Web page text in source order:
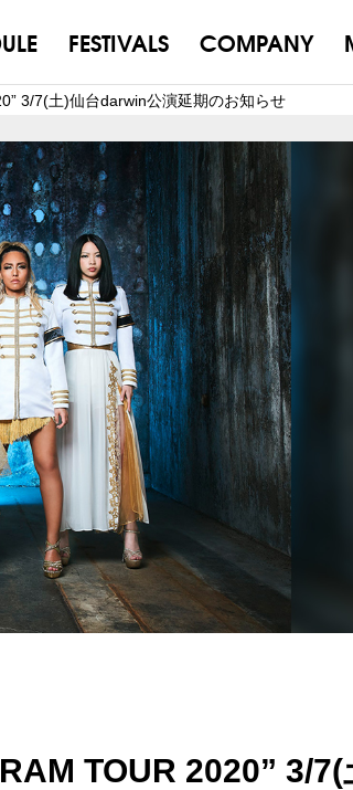
FESTIVALS COMPANY
3/7(土)仙台darwin公演延期のお知らせ
TOUR 2020” 3/7(